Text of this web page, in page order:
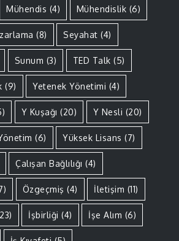
Mühendis (4) Mühendislik (6)
(8) Seyahat (4)
Sunum (3) TED Talk (5)
(9) Yetenek Yönetimi (4)
Y Kuşağı (20) Y Nesli (20)
(6) Yüksek Lisans (7)
Çalışan Bağlılığı (4)
Özgeçmiş (4) İletişim (11)
İşbirliği (4) İşe Alım (6)